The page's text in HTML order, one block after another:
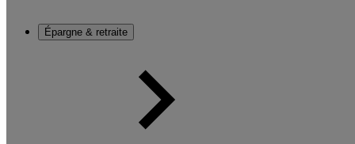
Épargne & retraite